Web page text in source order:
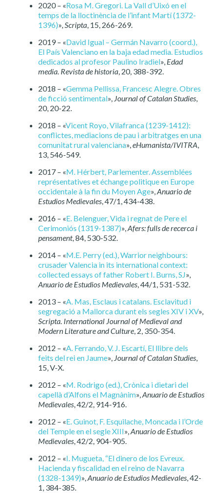
2020 – «Rosa M. Gregori. La Vall d’Uixó en el
temps de la lloctinència de l’infant Martí (1372-
1396)»,Scripta, 15, 266-269.
2019 – «David Igual – Germán Navarro (coord.),
El País Valenciano en la baja edad media. Estudios
dedicados al profesor Paulino Iradiel», Edad
media. Revista de historia, 20, 388-392.
2018 – «Gemma Pellissa, Francesc Alegre. Obres
de ficció sentimental», Journal of Catalan Studies,
20, 20-22.
2018 – «Vicent Royo, Vilafranca (1239-1412):
conflictes, mediacions de pau i arbitratges en una
comunitat rural valenciana»,eHumanista/IVITRA,
13, 546-549.
2017 – «M. Hérbert, Parlementer. Assemblées
représentatives et échange politique en Europe
occidentale à la fin du Moyen Age»,Anuario de
Estudios Medievales, 47/1, 434-438.
2016 – «E. Belenguer, Vida i regnat de Pere el
Cerimoniós (1319-1387)»,Afers: fulls de recerca i
pensament, 84, 530-532.
2014 – «M.E. Perry (ed.), Warrior neighbours:
crusader Valencia in its international context:
collected essays of father Robert I. Burns, SJ»,
Anuario de Estudios Medievales, 44/1, 531-532.
2013 – «A. Mas, Esclaus i catalans. Esclavitud i
segregació a Mallorca durant els segles XIV i XV»,
Scripta. International Journal of Medieval and
Modern Literature and Culture, 2, 350-354.
2012 – «A. Ferrando, V. J. Escartí, El llibre dels
feits del rei en Jaume», Journal of Catalan Studies,
15, V-X.
2012 – «M. Rodrigo (ed.), Crònica i dietari del
capellà d’Alfons el Magnànim»,Anuario de Estudios
Medievales, 42/2, 914-916.
2012 – «E. Guinot, F. Esquilache, Moncada i l’Orde
del Temple en el segle XIII»,Anuario de Estudios
Medievales, 42/2, 904-905.
2012 – «I. Mugueta, “El dinero de los Evreux.
Hacienda y fiscalidad en el reino de Navarra
(1328-1349)»,Anuario de Estudios Medievales, 42-
1, 384-385.